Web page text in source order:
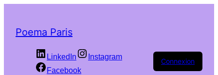
Poema Paris
LinkedIn
Instagram
Facebook
Connexion